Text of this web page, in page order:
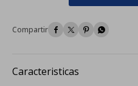
   
Caracteristicas